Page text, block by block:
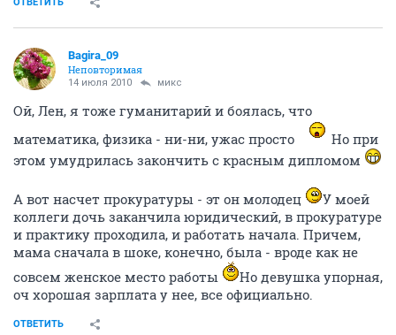
ОТВЕТИТЬ
Bagira_09
Неповторимая
14 июля 2010 микс
Ой, Лен, я тоже гуманитарий и боялась, что
математика, физика - ни-ни, ужас просто
Но при
этом умудрилась закончить с красным дипломом
А вот насчет прокуратуры - эт он молодец
У моей
коллеги дочь заканчила юридический, в прокуратуре
и практику проходила, и работать начала. Причем,
мама сначала в шоке, конечно, была - вроде как не
совсем женское место работы
Но девушка упорная,
оч хорошая зарплата у нее, все официально.
ОТВЕТИТЬ